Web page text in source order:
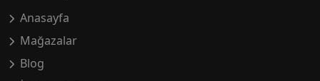
Anasayfa
Mağazalar
Blog